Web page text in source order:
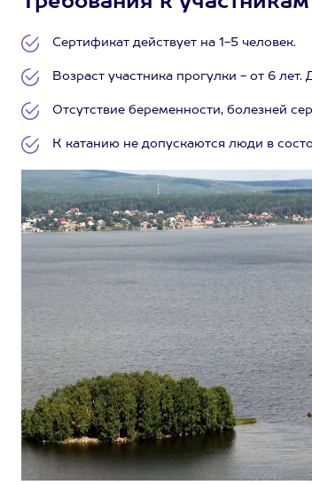
Сертификат действует на 1-5 человек.
Возраст участника прогулки - от 6
Отсутствие беременности, болезней
К катанию не допускаются люди в